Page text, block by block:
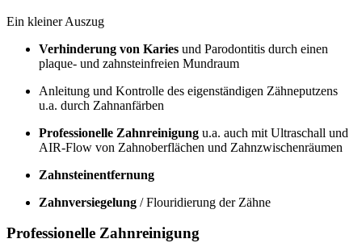
Ein kleiner Auszug
Verhinderung von Karies und Parodontitis durch einen
plaque- und zahnsteinfreien Mundraum
Anleitung und Kontrolle des eigenständigen Zähneputzens
u.a. durch Zahnanfärben
Professionelle Zahnreinigung u.a. auch mit Ultraschall und
AIR-Flow von Zahnoberflächen und Zahnzwischenräumen
Zahnsteinentfernung
Zahnversiegelung / Flouridierung der Zähne
Professionelle Zahnreinigung